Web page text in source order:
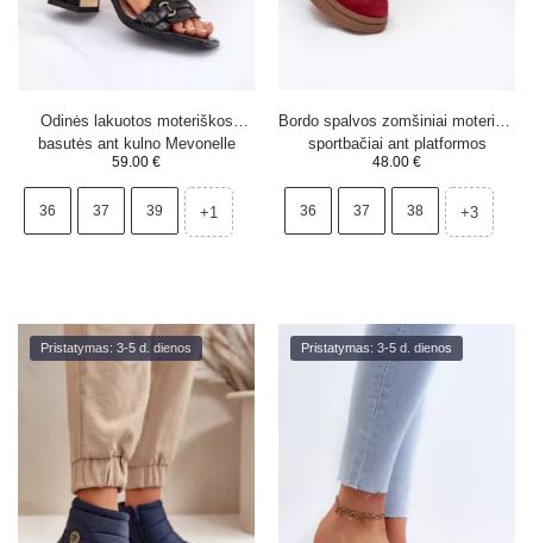
Odinės lakuotos moteriškos
basutės ant kulno Mevonelle
juodos
59.00 €
36 37 39 +1
Bordo spalvos zomšiniai moteriški
sportbačiai ant platformos
Sylviona
48.00 €
36 37 38 +3
Pristatymas: 3-5 d. dienos Pristatymas: 3-5 d. dienos